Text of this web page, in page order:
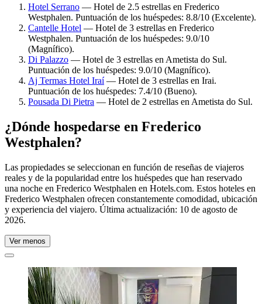
Hotel Serrano — Hotel de 2.5 estrellas en Frederico
Westphalen. Puntuación de los huéspedes: 8.8/10 (Excelente).
Cantelle Hotel — Hotel de 3 estrellas en Frederico
Westphalen. Puntuación de los huéspedes: 9.0/10
(Magnífico).
Di Palazzo — Hotel de 3 estrellas en Ametista do Sul.
Puntuación de los huéspedes: 9.0/10 (Magnífico).
Aj Termas Hotel Iraí— Hotel de 3 estrellas en Irai.
Puntuación de los huéspedes: 7.4/10 (Bueno).
Pousada Di Pietra — Hotel de 2 estrellas en Ametista do Sul.
¿Dónde hospedarse en Frederico
Westphalen?
Las propiedades se seleccionan en función de reseñas de viajeros
reales y de la popularidad entre los huéspedes que han reservado
una noche en Frederico Westphalen en Hotels.com. Estos hoteles en
Frederico Westphalen ofrecen constantemente comodidad, ubicación
y experiencia del viajero. Última actualización: 10 de agosto de
2026.
Ver menos